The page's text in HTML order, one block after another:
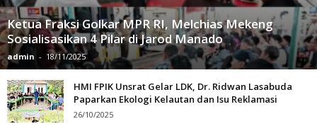
Ketua Fraksi Golkar MPR RI, Melchias Mekeng
Sosialisasikan 4 Pilar di Jarod Manado
admin - 18/11/2025
HMI FPIK Unsrat Gelar LDK, Dr. Ridwan Lasabuda
Paparkan Ekologi Kelautan dan Isu Reklamasi
26/10/2025